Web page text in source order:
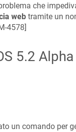
che
web tramite un
4578]
5.2 Alpha
un comando per